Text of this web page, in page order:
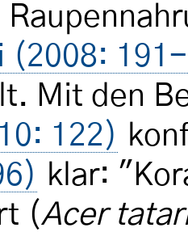
(2008:
Mit den
122)
klar:
(Acer